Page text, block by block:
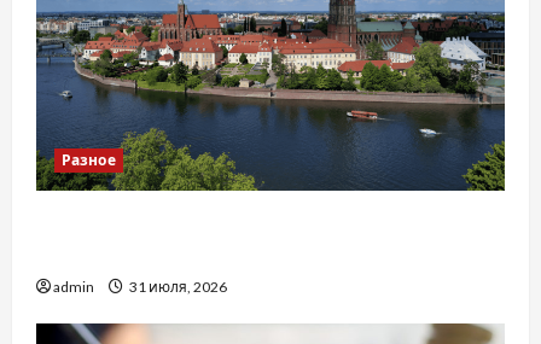
Разное
admin 31 июля, 2026